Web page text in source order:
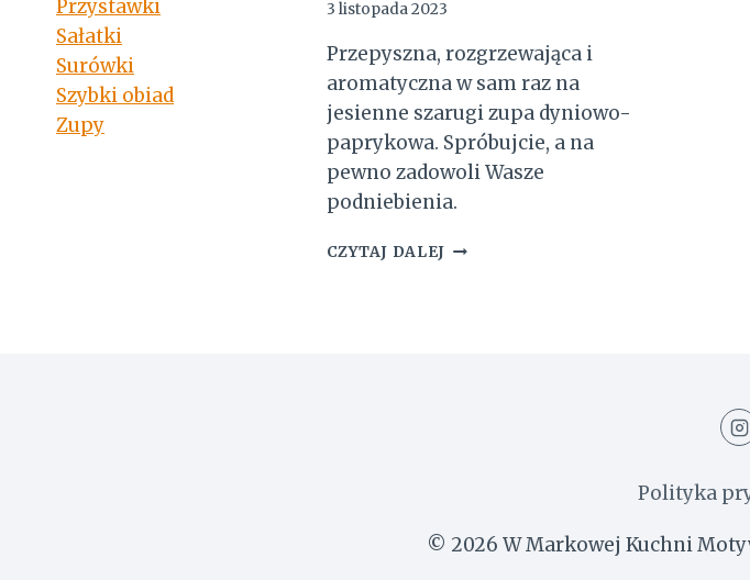
3 listopada 2023
Przepyszna, rozgrzewająca i
aromatyczna w sam raz na
jesienne szarugi zupa dyniowo-
paprykowa. Spróbujcie, a na
pewno zadowoli Wasze
podniebienia.
CZYTAJ DALEJZUPA
Przystawki
Sałatki
Surówki
Szybki obiad
Zupy
Polityka
© 2026 W Markowej Kuchni